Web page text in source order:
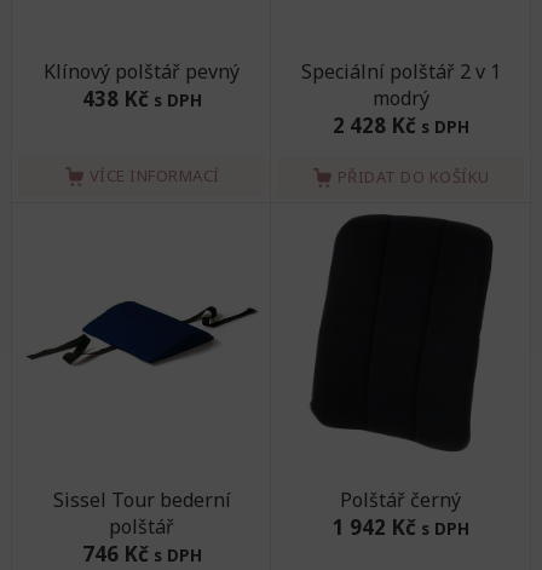
Klínový polštář pevný
438 Kč s DPH
VÍCE INFORMACÍ
Speciální polštář 2 v 1
modrý
2 428 Kč s DPH
PŘIDAT DO KOŠÍKU
Sissel Tour bederní
polštář
746 Kč s DPH
Polštář černý
1 942 Kč s DPH